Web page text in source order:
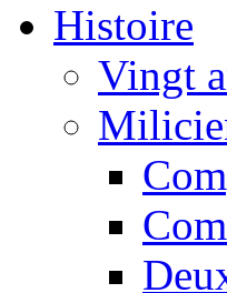
Histoire
Vingt